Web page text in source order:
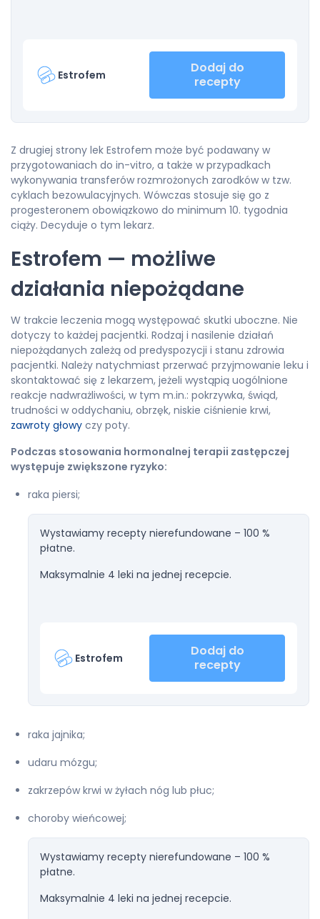
Estrofem
Dodaj do
recepty
Z drugiej strony lek Estrofem może być podawany w
przygotowaniach do in-vitro, a także w przypadkach
wykonywania transferów rozmrożonych zarodków w tzw.
cyklach bezowulacyjnych. Wówczas stosuje się go z
progesteronem obowiązkowo do minimum 10. tygodnia
ciąży. Decyduje o tym lekarz.
Estrofem — możliwe
działania niepożądane
W trakcie leczenia mogą występować skutki uboczne. Nie
dotyczy to każdej pacjentki. Rodzaj i nasilenie działań
niepożądanych zależą od predyspozycji i stanu zdrowia
pacjentki. Należy natychmiast przerwać przyjmowanie leku i
skontaktować się z lekarzem, jeżeli wystąpią uogólnione
reakcje nadwrażliwości, w tym m.in.: pokrzywka, świąd,
trudności w oddychaniu, obrzęk, niskie ciśnienie krwi,
zawroty głowy czy poty.
Podczas stosowania hormonalnej terapii zastępczej
występuje zwiększone ryzyko:
raka piersi;
Wystawiamy recepty nierefundowane – 100 %
płatne.
Maksymalnie 4 leki na jednej recepcie.
Estrofem
Dodaj do
recepty
raka jajnika;
udaru mózgu;
zakrzepów krwi w żyłach nóg lub płuc;
choroby wieńcowej;
Wystawiamy recepty nierefundowane – 100 %
płatne.
Maksymalnie 4 leki na jednej recepcie.